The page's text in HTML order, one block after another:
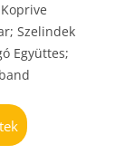
Szelindek
Együttes;